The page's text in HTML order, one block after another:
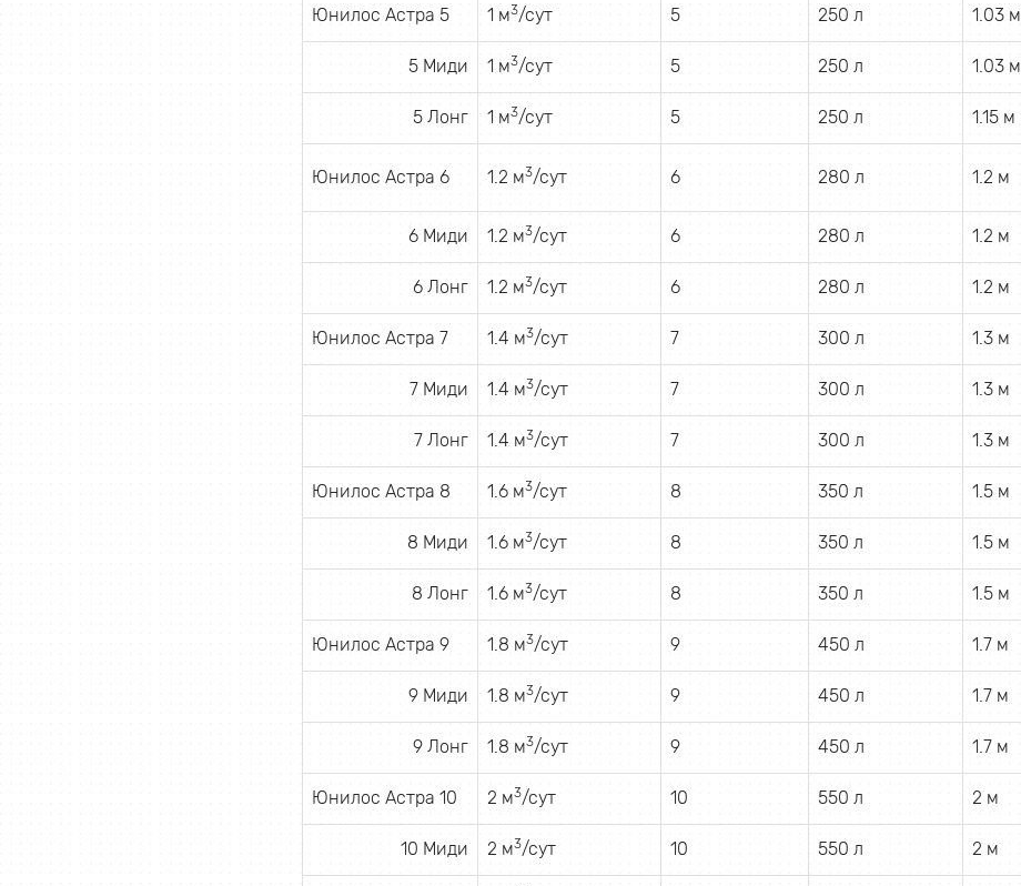
Юнилос Астра 5 1 м3/сут 5 250 л 1.03 м
5 Миди 1 м3/сут 5 250 л 1.03 м
5 Лонг 1 м3/сут 5 250 л 1.15 м
Юнилос Астра 6 1.2 м3/сут 6 280 л 1.2 м
6 Миди 1.2 м3/сут 6 280 л 1.2 м
6 Лонг 1.2 м3/сут 6 280 л 1.2 м
Юнилос Астра 7 1.4 м3/сут 7 300 л 1.3 м
7 Миди 1.4 м3/сут 7 300 л 1.3 м
7 Лонг 1.4 м3/сут 7 300 л 1.3 м
Юнилос Астра 8 1.6 м3/сут 8 350 л 1.5 м
8 Миди 1.6 м3/сут 8 350 л 1.5 м
8 Лонг 1.6 м3/сут 8 350 л 1.5 м
Юнилос Астра 9 1.8 м3/сут 9 450 л 1.7 м
9 Миди 1.8 м3/сут 9 450 л 1.7 м
9 Лонг 1.8 м3/сут 9 450 л 1.7 м
Юнилос Астра 10 2 м3/сут 10 550 л 2 м
10 Миди 2 м3/сут 10 550 л 2 м